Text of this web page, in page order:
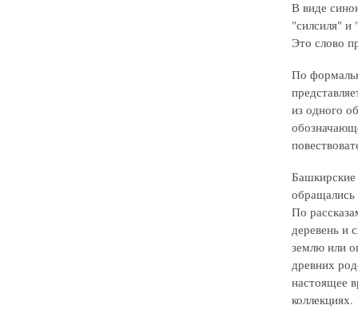
В виде
"силсиля" и
Это слово
По
из одного
обращались
По
деревень и
землю или
древних
настоящее
коллекциях.